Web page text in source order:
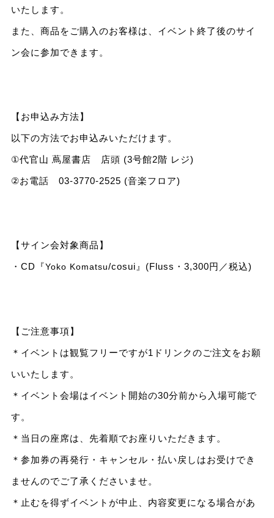
いたします。
また、商品をご購入のお客様は、イベント終了後のサイ
ン会に参加できます。
【お申込み方法】
以下の方法でお申込みいただけます。
①代官山 蔦屋書店 店頭 (3号館2階 レジ)
②お電話 03-3770-2525 (音楽フロア)
【サイン会対象商品】
・CD『Yoko Komatsu/cosui』(Fluss・3,300円／税込)
【ご注意事項】
＊イベントは観覧フリーですが1ドリンクのご注文をお願
いいたします。
＊イベント会場はイベント開始の30分前から入場可能で
す。
＊当日の座席は、先着順でお座りいただきます。
＊参加券の再発行・キャンセル・払い戻しはお受けでき
ませんのでご了承くださいませ。
＊止むを得ずイベントが中止、内容変更になる場合があ